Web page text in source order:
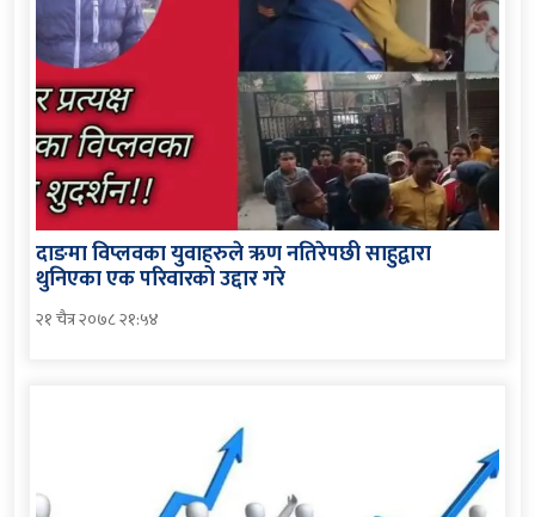
दाङमा विप्लवका युवाहरुले ऋण नतिरेपछी साहुद्वारा
थुनिएका एक परिवारको उद्दार गरे
२१ चैत्र २०७८ २१:५४